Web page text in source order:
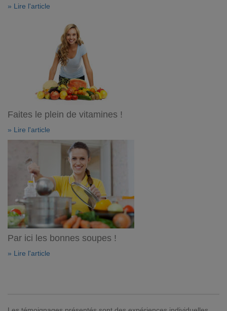
» Lire l'article
Faites le plein de vitamines !
» Lire l'article
Par ici les bonnes soupes !
» Lire l'article